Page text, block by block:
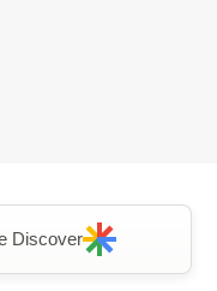
Discover